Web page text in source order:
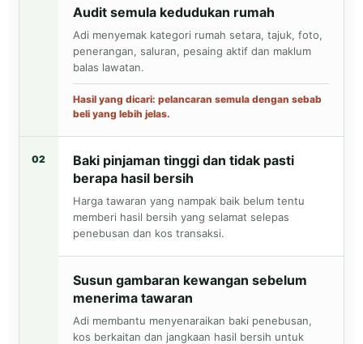
Audit semula kedudukan rumah
Adi menyemak kategori rumah setara, tajuk, foto,
penerangan, saluran, pesaing aktif dan maklum
balas lawatan.
Hasil yang dicari: pelancaran semula dengan sebab
beli yang lebih jelas.
02
Baki pinjaman tinggi dan tidak pasti
berapa hasil bersih
Harga tawaran yang nampak baik belum tentu
memberi hasil bersih yang selamat selepas
penebusan dan kos transaksi.
Susun gambaran kewangan sebelum
menerima tawaran
Adi membantu menyenaraikan baki penebusan,
kos berkaitan dan jangkaan hasil bersih untuk